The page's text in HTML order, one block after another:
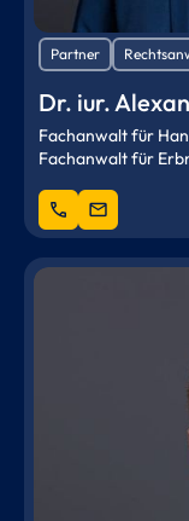
Partner
Dr. iur.
Fachanwalt für
Fachanwalt für
phone mail